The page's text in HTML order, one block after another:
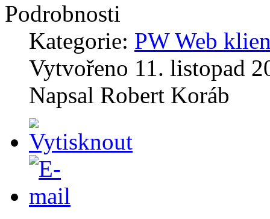
Podrobnosti
Kategorie: PW Web
Vytvořeno 11. listopad
Napsal Robert Koráb